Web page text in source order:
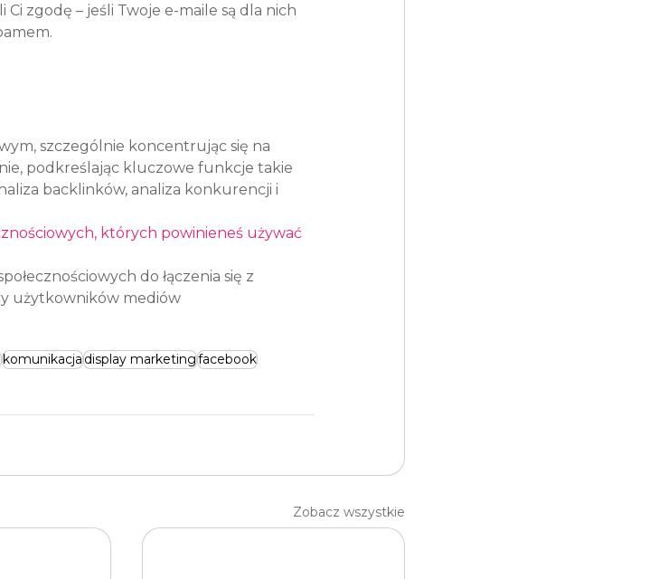
zgodę – jeśli Twoje e-maile są dla nich
szczególnie koncentrując się na
podkreślając kluczowe funkcje takie
backlinków, analiza konkurencji i
których powinieneś używać
do łączenia się z
użytkowników mediów
komunikacjadisplay marketingfacebook
Zobacz wszystkie